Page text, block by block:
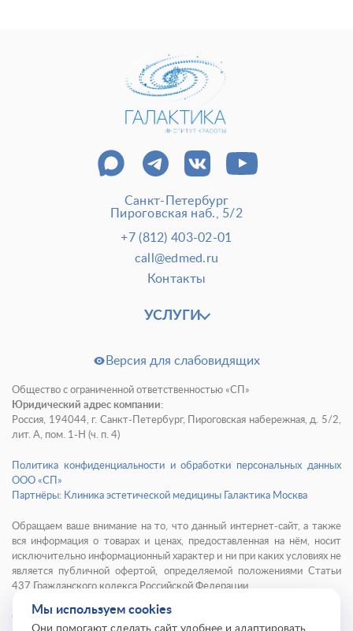
Лицензии и сертификаты
Новости и СМИ Cтатьи и публикации
Программа лояльности и подарочные сертификаты
Отзывы Безопасность
Карьера
Санкт-Петербург
Пироговская наб., 5/2
+7 (812) 403-02-01
call@edmed.ru
Контакты
УСЛУГИ
Версия для слабовидящих
Общество с ограниченной ответственностью «СП»
Юридический адрес компании:
Россия, 194044, г. Санкт-Петербург, Пироговская набережная, д. 5/2,
лит. А, пом. 1-Н (ч. п. 4)
Политика конфиденциальности и обработки персональных данных
ООО «СП»
Партнёры: Клиника эстетической медицины Галактика Москва
Обращаем ваше внимание на то, что данный интернет-сайт, а также
вся информация о товарах и ценах, предоставленная на нём, носит
исключительно информационный характер и ни при каких условиях не
является публичной офертой, определяемой положениями Статьи
437 Гражданского кодекса Российской Федерации.
© 2001- 2026Институт красоты ГАЛАКТИКА
Мы используем cookies
Они помогают сделать сайт удобнее и адаптировать